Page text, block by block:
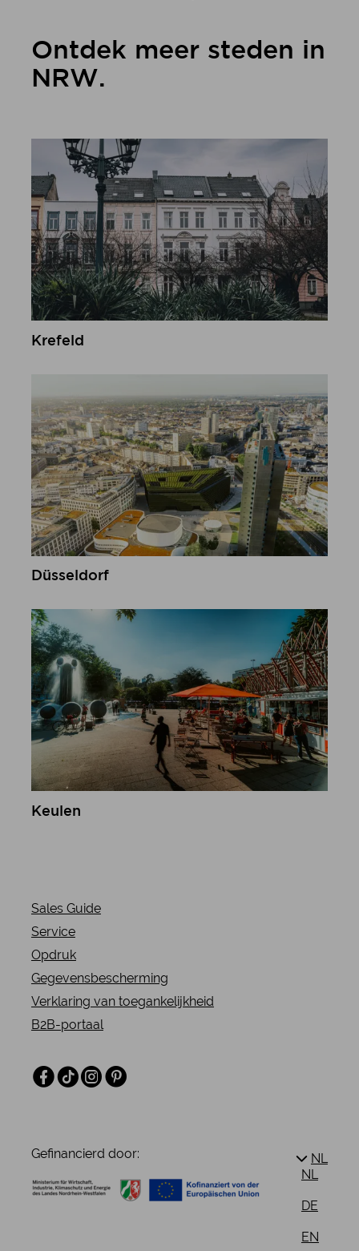
Ontdek meer steden in
NRW.
Krefeld
Düsseldorf
Keulen
Sales Guide
Service
Opdruk
Gegevensbescherming
Verklaring van toegankelijkheid
B2B-portaal
Facebook
TikTokInstagramPinterest
Gefinancierd door:
NL
NL
DE
EN